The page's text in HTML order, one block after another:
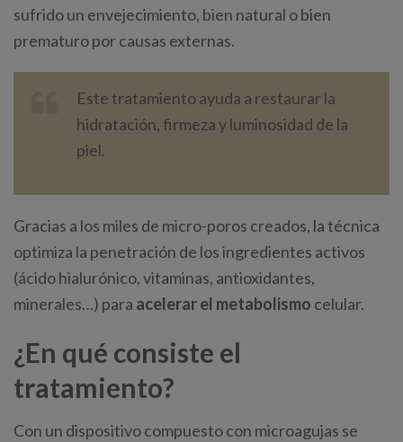
sufrido un envejecimiento, bien natural o bien
prematuro por causas externas.
Este tratamiento ayuda a restaurar la
hidratación, firmeza y luminosidad de la
piel.
Gracias a los miles de micro-poros creados, la técnica
optimiza la penetración de los ingredientes activos
(ácido hialurónico, vitaminas, antioxidantes,
minerales…) para acelerar el metabolismo celular.
¿En qué consiste el
tratamiento?
Con un dispositivo compuesto con microagujas se